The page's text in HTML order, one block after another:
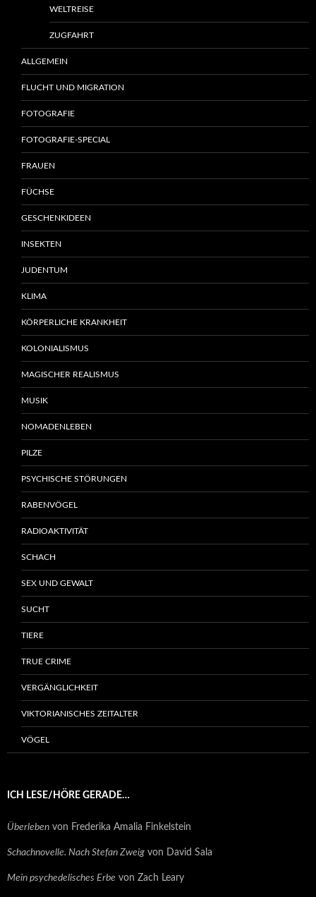
WELTREISE
ZUGFAHRT
ALLGEMEIN
FLUCHT UND MIGRATION
FOTOGRAFIE
FOTOGRAFIE-SPECIAL
FRAUEN
FÜCHSE
GESCHENKIDEEN
INSEKTEN
JUDENTUM
KLIMA
KÖRPERLICHE KRANKHEIT
KOLONIALISMUS
MAGISCHER REALISMUS
MUSIK
NOMADENLEBEN
PILZE
PSYCHISCHE STÖRUNGEN
RABENVÖGEL
RADIOAKTIVITÄT
SCHACH
SEX UND GEWALT
SUCHT
TIERE
TRUE CRIME
VERGÄNGLICHKEIT
VIKTORIANISCHES ZEITALTER
VÖGEL
ICH LESE/HÖRE GERADE…
Überleben von Frederika Amalia Finkelstein
Schachnovelle. Nach Stefan Zweig von David Sala
Mein psychedelisches Erbe von Zach Leary